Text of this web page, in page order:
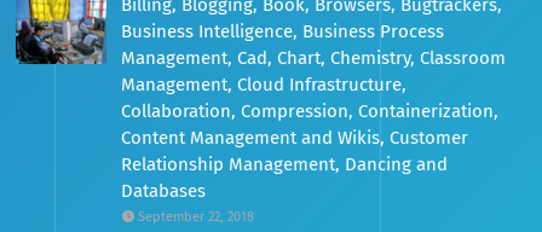
Billing, Blogging, Book, Browsers, Bugtrackers,
Business Intelligence, Business Process
Management, Cad, Chart, Chemistry, Classroom
Management, Cloud Infrastructure,
Collaboration, Compression, Containerization,
Content Management and Wikis, Customer
Relationship Management, Dancing and
Databases
September 22, 2018